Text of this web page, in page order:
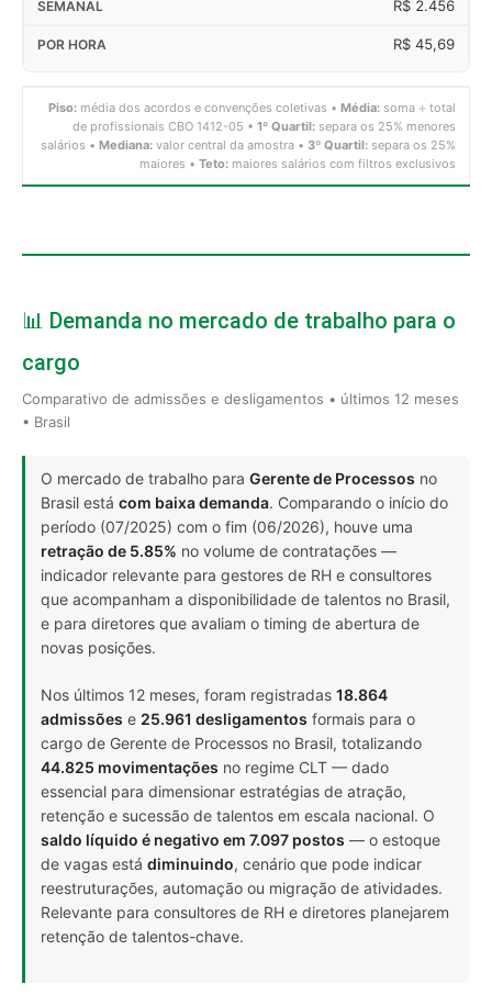
R$ 2.456
R$ 45,69
Piso: média dos acordos e convenções coletivas • Média: soma ÷ total
de profissionais CBO 1412-05 • 1º Quartil: separa os 25% menores
salários • Mediana: valor central da amostra • 3º Quartil: separa os 25%
maiores • Teto: maiores salários com filtros exclusivos
📊 Demanda no mercado de trabalho para o
cargo
Comparativo de admissões e desligamentos • últimos 12 meses
• Brasil
O mercado de trabalho para Gerente de Processos no
Brasil está com baixa demanda. Comparando o início do
período (07/2025) com o fim (06/2026), houve uma
retração de 5.85% no volume de contratações —
indicador relevante para gestores de RH e consultores
que acompanham a disponibilidade de talentos no Brasil,
e para diretores que avaliam o timing de abertura de
novas posições.
Nos últimos 12 meses, foram registradas 18.864
admissões e 25.961 desligamentos formais para o
cargo de Gerente de Processos no Brasil, totalizando
44.825 movimentações no regime CLT — dado
essencial para dimensionar estratégias de atração,
retenção e sucessão de talentos em escala nacional. O
saldo líquido é negativo em 7.097 postos — o estoque
de vagas está diminuindo, cenário que pode indicar
reestruturações, automação ou migração de atividades.
Relevante para consultores de RH e diretores planejarem
retenção de talentos-chave.